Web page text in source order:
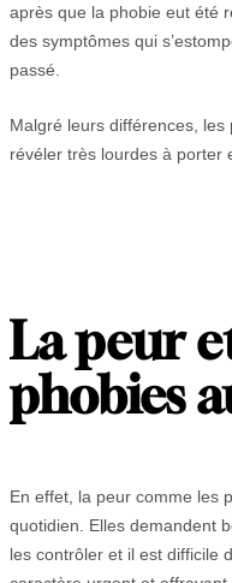
après que la phobie eut été
des symptômes qui
passé.
Malgré leurs différences,
révéler très lourdes à porter
La peur
phobies
En effet, la peur comme les
quotidien. Elles demandent
les contrôler et il est difficile